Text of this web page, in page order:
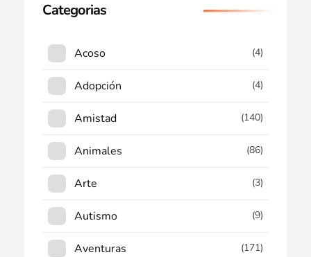
Categorias
Acoso (4)
Adopción (4)
Amistad (140)
Animales (86)
Arte (3)
Autismo (9)
Aventuras (171)